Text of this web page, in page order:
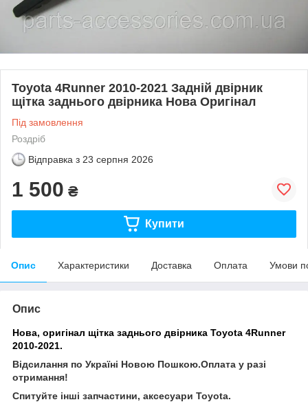
Toyota 4Runner 2010-2021 Задній двірник
щітка заднього двірника Нова Оригінал
Під замовлення
Роздріб
Відправка з 23 серпня 2026
1 500 ₴
Купити
Опис Характеристики Доставка Оплата Умови
Опис
Нова, оригінал щітка заднього двірника Toyota 4Runner
2010-2021.
Відсилання по Україні Новою Пошкою.Оплата у разі
отримання!
Спитуйте інші запчастини, аксесуари Toyota.